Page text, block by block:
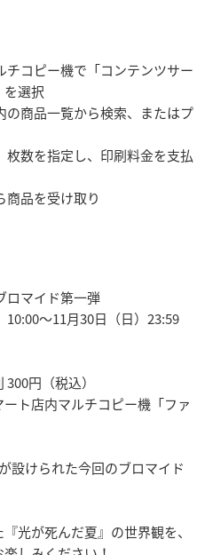
チコピー機で「コンテンツサー
選択
の商品一覧から検索、またはプ
数を指定し、印刷料金を支払
商品を受け取り
ロマイド第一弾
～11月30日（日）23:59
円（税込）
ト店内マルチコピー機「ファ
設けられた今回のブロマイド
光が死んだ夏』の世界観を、